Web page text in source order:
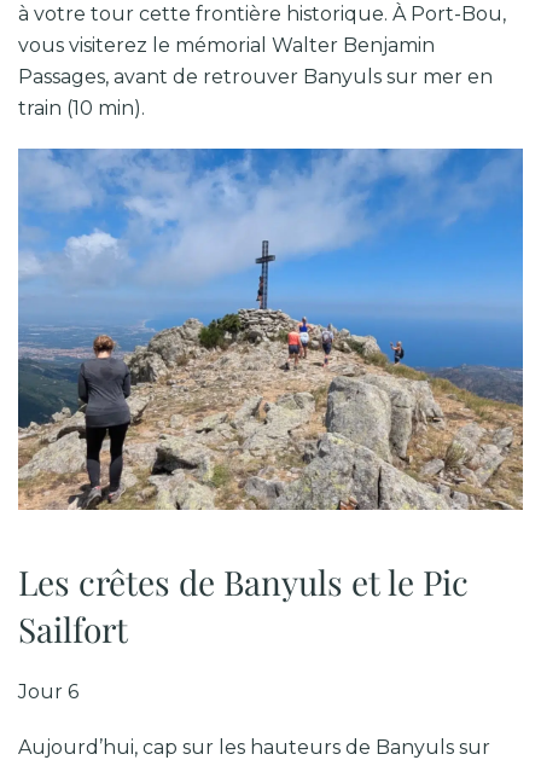
à votre tour cette frontière historique. À Port-Bou,
vous visiterez le mémorial Walter Benjamin
Passages, avant de retrouver Banyuls sur mer en
train (10 min).
Les crêtes de Banyuls et le Pic
Sailfort
Jour 6
Aujourd’hui, cap sur les hauteurs de Banyuls sur